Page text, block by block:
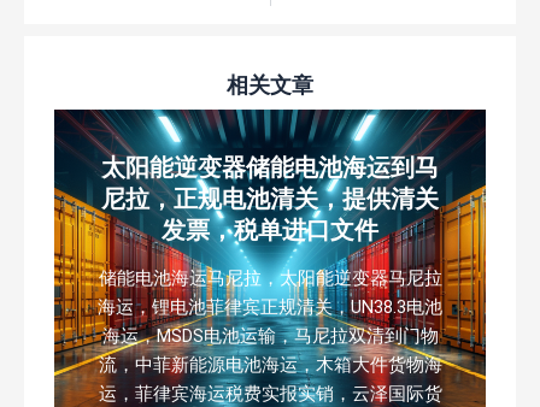
相关文章
太阳能逆变器储能电池海运到马
尼拉，正规电池清关，提供清关
发票，税单进口文件
储能电池海运马尼拉，太阳能逆变器马尼拉
海运，锂电池菲律宾正规清关，UN38.3电池
海运，MSDS电池运输，马尼拉双清到门物
流，中菲新能源电池海运，木箱大件货物海
运，菲律宾海运税费实报实销，云泽国际货